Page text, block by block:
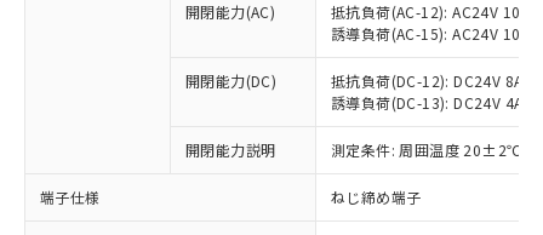
開閉能力(AC)
抵抗負荷(AC-12): AC24V 10A/
誘導負荷(AC-15): AC24V
開閉能力(DC)
抵抗負荷(DC-12): DC24V 8A/
誘導負荷(DC-13): DC24V 4A/
開閉能力説明 測定条件: 周囲温度 20±2℃、
端子仕様 ねじ締め端子
ご利用条件
以下の条件をお読みいただき、同意のうえ
対応済み：EU RoHS指令（10物質）の
非含有に対応した製品が提供可能な商品で
対応予定：EU RoHS指令（10物質）の非含
有に対応した製品に切り替える予定のある
対応予定なし：EU RoHS指令（10物質）の
非含有に非対応の商品で、対応品を出す予